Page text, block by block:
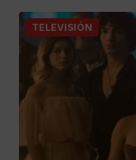
TELEVISIÓN